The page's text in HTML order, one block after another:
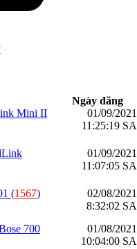
Ngày đăng
Mini II
01/09/2021
11:25:19 SA
01/09/2021
11:07:05 SA
(1567)
02/08/2021
8:32:02 SA
700
01/08/2021
10:04:00 SA